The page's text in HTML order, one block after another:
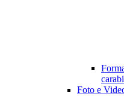
Foto e